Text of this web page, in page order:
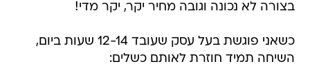
בצורה לא נכונה וגובה מחיר יקר, יקר מדי!
כשאני פוגשת בעל עסק שעובד 12-14 שעות ביום,
השיחה תמיד חוזרת לאותם כשלים: